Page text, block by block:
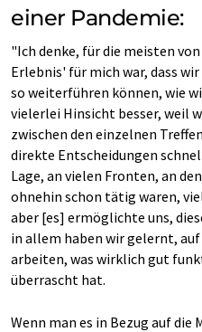
einer Pandemie:
"Ich denke, für die meisten
Erlebnis' für mich war, dass
so weiterführen können, wie
vielerlei Hinsicht besser, weil
zwischen den einzelnen
direkte Entscheidungen
Lage, an vielen Fronten, an
ohnehin schon tätig waren,
aber [es] ermöglichte uns,
in allem haben wir gelernt, auf
arbeiten, was wirklich gut
überrascht hat.
Wenn man es in Bezug auf